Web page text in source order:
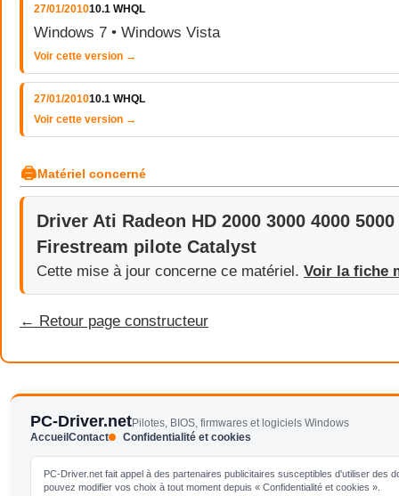
27/01/201010.1 WHQL
Windows 7 • Windows Vista
Voir cette version →
27/01/201010.1 WHQL
Voir cette version →
🖨Matériel concerné
Driver Ati Radeon HD 2000 3000 4000 5000
Firestream pilote Catalyst
Cette mise à jour concerne ce matériel. Voir la fiche
← Retour page constructeur
PC-Driver.netPilotes, BIOS, firmwares et logiciels Windows
Accueil Contact Confidentialité et cookies
PC-Driver.net fait appel à des partenaires publicitaires susceptibles d'utiliser
pouvez modifier vos choix à tout moment depuis « Confidentialité et cookies ».